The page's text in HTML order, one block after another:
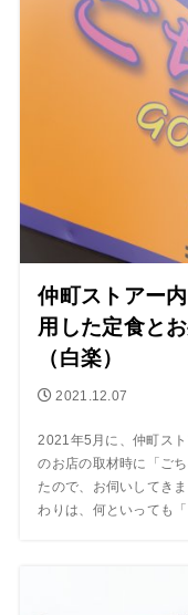
仲町ストアー
用した定食と
（白楽）
2021.12.07
2021年5月に、仲町ス
のお店の取材時に「ご
たので、お伺いしてき
わりは、何といっても「